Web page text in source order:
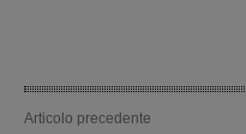
Articolo precedente